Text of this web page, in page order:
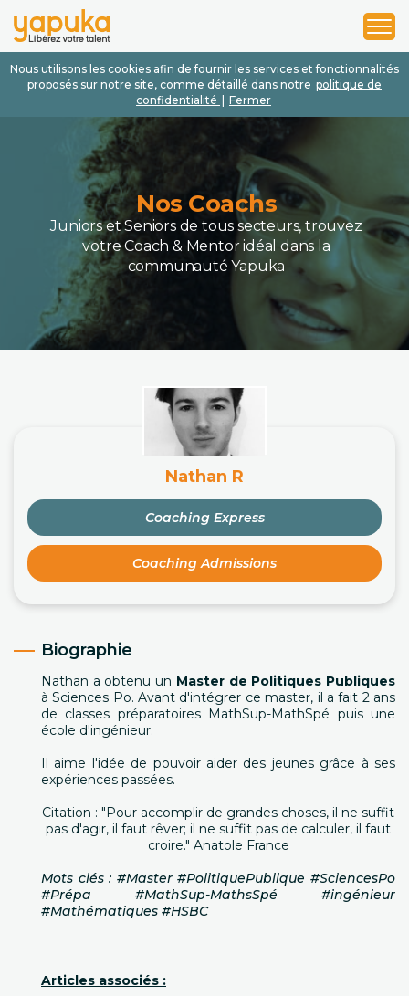
Nous utilisons les cookies afin de fournir les services et fonctionnalités
proposés sur notre site, comme détaillé dans notre politique de
confidentialité
Fermer
1
2
3
Nos Coachs
Juniors et Seniors de tous secteurs, trouvez
votre Coach & Mentor idéal dans la
communauté Yapuka
Nathan R
Coaching Express
Coaching Admissions
Biographie
Nathan a obtenu un Master de Politiques Publiques
à Sciences Po. Avant d'intégrer ce master, il a fait 2 ans
de classes préparatoires MathSup-MathSpé puis une
école d'ingénieur.
Il aime l'idée de pouvoir aider des jeunes grâce à ses
expériences passées.
Citation : "Pour accomplir de grandes choses, il ne suffit
pas d'agir, il faut rêver; il ne suffit pas de calculer, il faut
croire." Anatole France
Mots clés : #Master #PolitiquePublique #SciencesPo
#Prépa #MathSup-MathsSpé #ingénieur
#Mathématiques #HSBC
Articles associés :